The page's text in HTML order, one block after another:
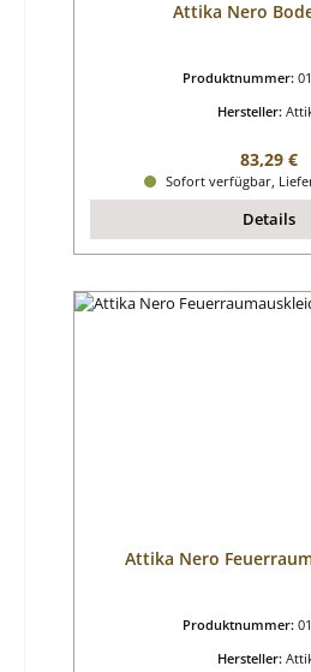
Attika Nero
Produktnummer:
Hersteller:
83,29 €
Sofort verfügbar,
Details
Attika Nero
Produktnummer:
Hersteller: